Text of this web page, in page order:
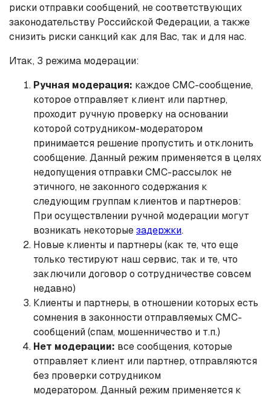
риски отправки сообщений, не соответствующих
законодательству Российской Федерации, а также
снизить риски санкций как для Вас, так и для нас.
Итак, 3 режима модерации:
Ручная модерация: каждое СМС-сообщение,
которое отправляет клиент или партнер,
проходит ручную проверку на основании
которой сотрудником-модератором
принимается решение пропустить и отклонить
сообщение. Данный режим применяется в целях
недопущения отправки СМС-рассылок не
этичного, не законного содержания к
следующим группам клиентов и партнеров:
При осуществлении ручной модерации могут
возникать некоторыезадержки.
Новые клиенты и партнеры (как те, что еще
только тестируют наш сервис, так и те, что
заключили договор о сотрудничестве совсем
недавно)
Клиенты и партнеры, в отношении которых есть
сомнения в законности отправляемых СМС-
сообщений (спам, мошенничество и т.п.)
Нет модерации: все сообщения, которые
отправляет клиент или партнер, отправляются
без проверки сотрудником
модератором. Данный режим применяется к